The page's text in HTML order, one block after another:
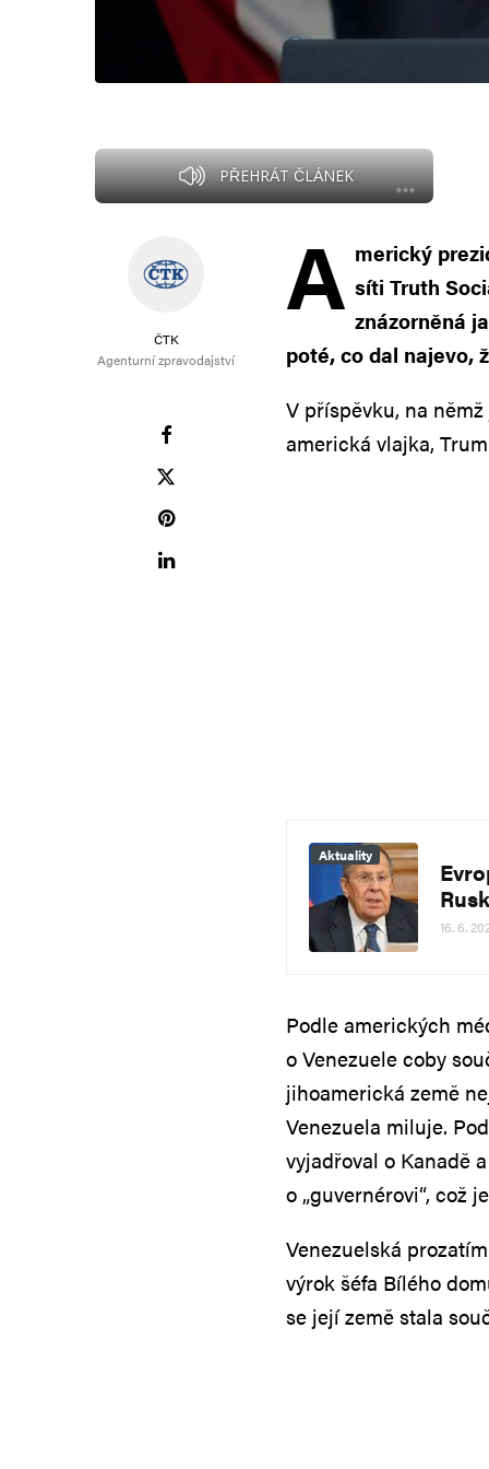
PŘEHRÁT ČLÁNEK
ČTK
Agenturní zpravodajství
A merický
síti Truth
znázorněná
poté, co dal najevo,
V příspěvku, na
americká vlajka,
Aktuality
16. 6.
Podle amerických
o Venezuele coby
jihoamerická země
Venezuela miluje.
vyjadřoval o Kanadě
o „guvernérovi“, což
Venezuelská
výrok šéfa Bílého
se její země stala